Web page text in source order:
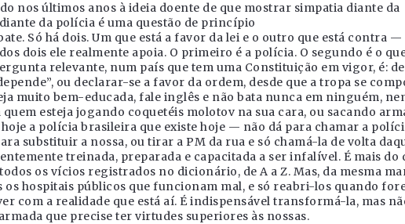
nos últimos anos à ideia doente de que mostrar simpatia diante da
da polícia é uma questão de princípio
Só há dois. Um que está a favor da lei e o outro que está contra —
dois ele realmente apoia. O primeiro é a polícia. O segundo é o
relevante, num país que tem uma Constituição em vigor, é:
ou declarar-se a favor da ordem, desde que a tropa se
muito bem-educada, fale inglês e não bata nunca em ninguém,
esteja jogando coquetéis molotov na sua cara, ou sacando
hoje a polícia brasileira que existe hoje — não dá para chamar a
substituir a nossa, ou tirar a PM da rua e só chamá-la de volta
treinada, preparada e capacitada a ser infalível. É mais do
os vícios registrados no dicionário, de A a Z. Mas, da mesma
os hospitais públicos que funcionam mal, e só reabri-los quando
com a realidade que está aí. É indispensável transformá-la, mas
que precise ter virtudes superiores às nossas.